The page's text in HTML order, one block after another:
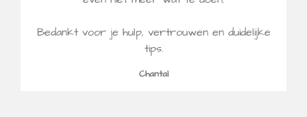
Bedankt voor je hulp, vertrouwen en duidelijke
tips.
Chantal